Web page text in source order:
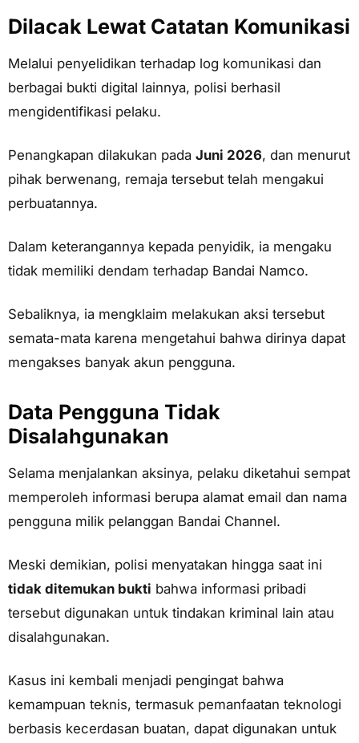
Dilacak Lewat Catatan Komunikasi
Melalui penyelidikan terhadap log komunikasi dan
berbagai bukti digital lainnya, polisi berhasil
mengidentifikasi pelaku.
Penangkapan dilakukan pada Juni 2026, dan menurut
pihak berwenang, remaja tersebut telah mengakui
perbuatannya.
Dalam keterangannya kepada penyidik, ia mengaku
tidak memiliki dendam terhadap Bandai Namco.
Sebaliknya, ia mengklaim melakukan aksi tersebut
semata-mata karena mengetahui bahwa dirinya dapat
mengakses banyak akun pengguna.
Data Pengguna Tidak
Disalahgunakan
Selama menjalankan aksinya, pelaku diketahui sempat
memperoleh informasi berupa alamat email dan nama
pengguna milik pelanggan Bandai Channel.
Meski demikian, polisi menyatakan hingga saat ini
tidak ditemukan bukti bahwa informasi pribadi
tersebut digunakan untuk tindakan kriminal lain atau
disalahgunakan.
Kasus ini kembali menjadi pengingat bahwa
kemampuan teknis, termasuk pemanfaatan teknologi
berbasis kecerdasan buatan, dapat digunakan untuk